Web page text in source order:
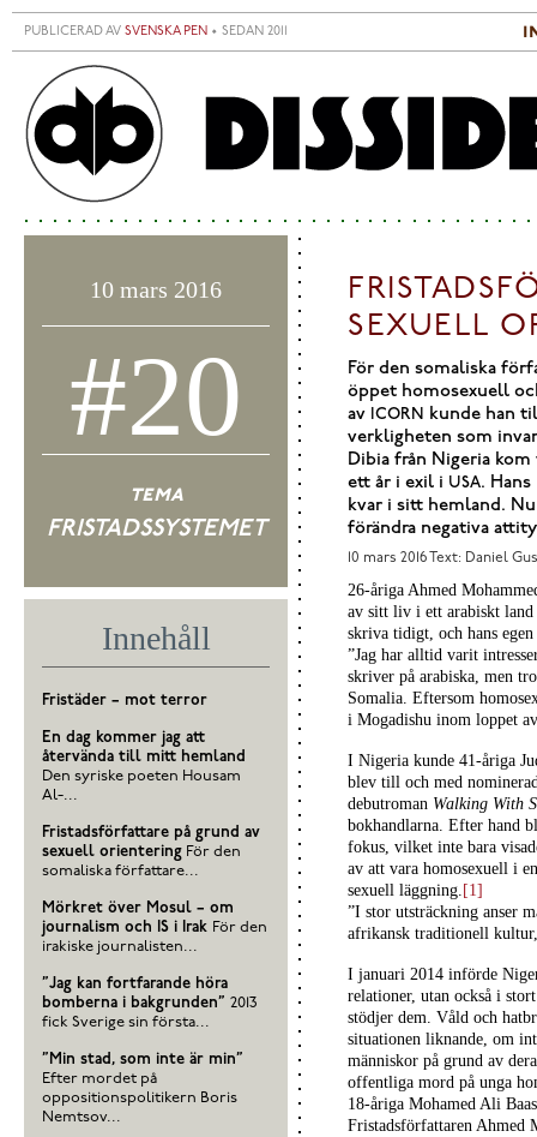
Hoppa till huvudinnehåll
PUBLICERAD AV SVENSKA PEN • SEDAN 2011
SEXUELL
För den somaliska
öppet homosexuell
av
ICORN kunde han
verkligheten som
Dibia från Nigeria
ett år i exil i USA.
kvar i sitt hemland.
förändra negativa
10 mars 2016 Text: Daniel
26-åriga Ahmed
av sitt liv i ett arabiskt land
skriva tidigt, och hans
”Jag har alltid varit
skriver på arabiska, men
Somalia. Eftersom
i Mogadishu inom loppet
I Nigeria kunde 41-åriga
blev till och med
debutroman Walking With
bokhandlarna. Efter hand
fokus, vilket inte bara
av att vara homosexuell i
sexuell läggning. [1]
”I stor utsträckning anser
afrikansk traditionell
I januari 2014 införde
relationer, utan också i
stödjer dem. Våld och
situationen liknande, om
människor på grund av
offentliga mord på unga
18-åriga Mohamed Ali
Fristadsförfattaren Ahmed
10 mars 2016
#20
tema
FRISTADSSYSTEMET
Innehåll
Fristäder – mot terror
En dag kommer jag att
återvända till mitt hemland
Den syriske poeten Housam
Al-...
Fristadsförfattare på grund av
sexuell orientering För den
somaliska författare...
Mörkret över Mosul – om
journalism och IS i Irak För den
irakiske journalisten...
”Jag kan fortfarande höra
bomberna i bakgrunden” 2013
fick Sverige sin första...
”Min stad, som inte är min”
Efter mordet på
oppositionspolitikern Boris
Nemtsov...